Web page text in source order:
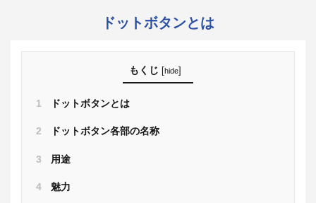
ドットボタンとは
もくじ hide]
1 ドットボタンとは
2 ドットボタン各部の名称
3 用途
4 魅力